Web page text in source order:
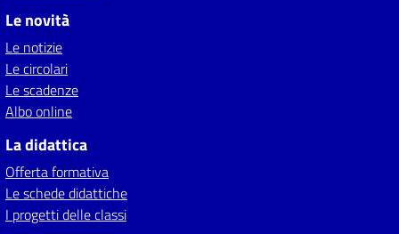
Le novità
Le notizie
Le circolari
Le scadenze
Albo online
La didattica
Offerta formativa
Le schede didattiche
I progetti delle classi